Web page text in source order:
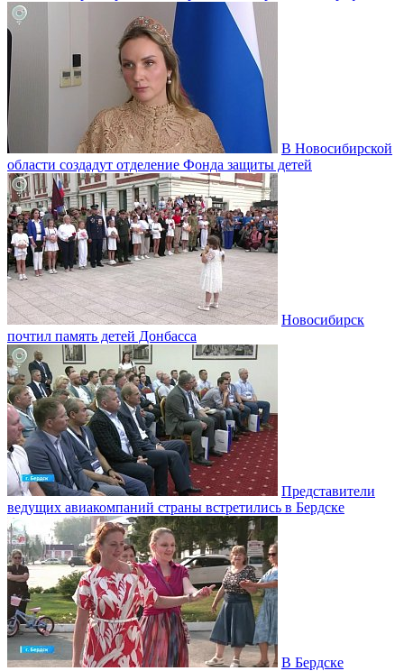
В Новосибирской
области создадут отделение Фонда защиты детей
Новосибирск
почтил память детей Донбасса
Представители
ведущих авиакомпаний страны встретились в Бердске
В Бердске